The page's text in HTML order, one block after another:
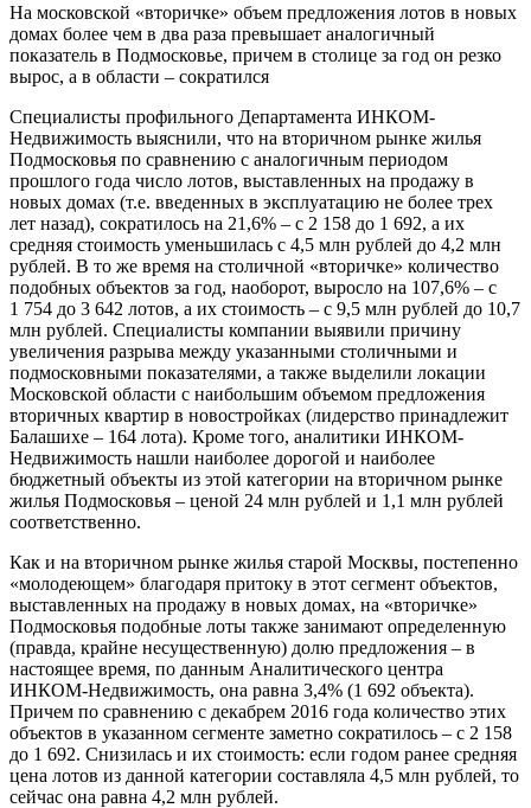
На московской «вторичке» объем предложения лотов в новых
домах более чем в два раза превышает аналогичный
показатель в Подмосковье, причем в столице за год он резко
вырос, а в области – сократился
Специалисты профильного Департамента ИНКОМ-
Недвижимость выяснили, что на вторичном рынке жилья
Подмосковья по сравнению с аналогичным периодом
прошлого года число лотов, выставленных на продажу в
новых домах (т.е. введенных в эксплуатацию не более трех
лет назад), сократилось на 21,6% – с 2 158 до 1 692, а их
средняя стоимость уменьшилась с 4,5 млн рублей до 4,2 млн
рублей. В то же время на столичной «вторичке» количество
подобных объектов за год, наоборот, выросло на 107,6% – с
1 754 до 3 642 лотов, а их стоимость – с 9,5 млн рублей до 10,7
млн рублей. Специалисты компании выявили причину
увеличения разрыва между указанными столичными и
подмосковными показателями, а также выделили локации
Московской области с наибольшим объемом предложения
вторичных квартир в новостройках (лидерство принадлежит
Балашихе – 164 лота). Кроме того, аналитики ИНКОМ-
Недвижимость нашли наиболее дорогой и наиболее
бюджетный объекты из этой категории на вторичном рынке
жилья Подмосковья – ценой 24 млн рублей и 1,1 млн рублей
соответственно.
Как и на вторичном рынке жилья старой Москвы, постепенно
«молодеющем» благодаря притоку в этот сегмент объектов,
выставленных на продажу в новых домах, на «вторичке»
Подмосковья подобные лоты также занимают определенную
(правда, крайне несущественную) долю предложения – в
настоящее время, по данным Аналитического центра
ИНКОМ-Недвижимость, она равна 3,4% (1 692 объекта).
Причем по сравнению с декабрем 2016 года количество этих
объектов в указанном сегменте заметно сократилось – с 2 158
до 1 692. Снизилась и их стоимость: если годом ранее средняя
цена лотов из данной категории составляла 4,5 млн рублей, то
сейчас она равна 4,2 млн рублей.